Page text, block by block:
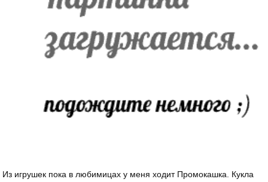
Из игрушек пока в любимицах у меня ходит Промокашка. Кукла